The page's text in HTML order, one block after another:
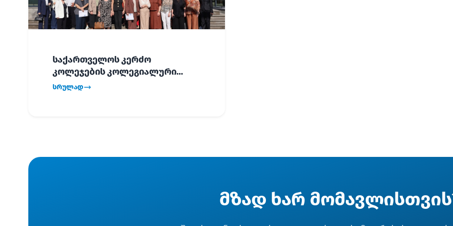
საქართველოს კერძო
კოლეჯების კოლეგიალური
ვიზიტი ბათუმში!
სრულად
მზად ხარ